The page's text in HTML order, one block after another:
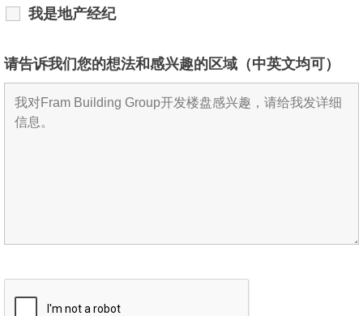
我是地产经纪
请告诉我们您的想法和感兴趣的区域（中英文均可）